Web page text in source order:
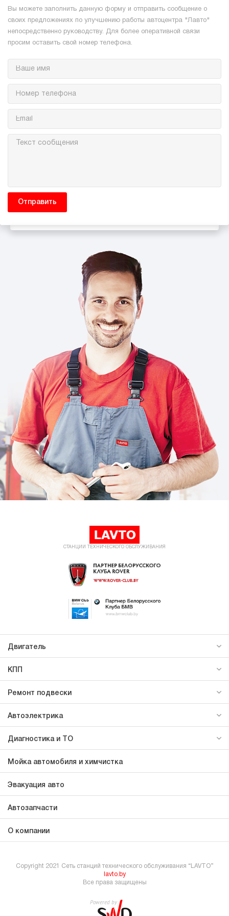
Вы можете заполнить данную форму и отправить сообщение о
своих предложениях по улучшению работы автоцентра "Лавто"
непосредственно руководству. Для более оперативной связи
просим оставить свой номер телефона.
СТАНЦИИ ТЕХНИЧЕСКОГО ОБСЛУЖИВАНИЯ
Двигатель
КПП
Ремонт подвески
Автоэлектрика
Диагностика и ТО
Мойка автомобиля и химчистка
Эвакуация авто
Автозапчасти
О компании
Copyright 2021 Сеть станций технического обслуживания “LAVTO”
lavto.by
Все права защищены